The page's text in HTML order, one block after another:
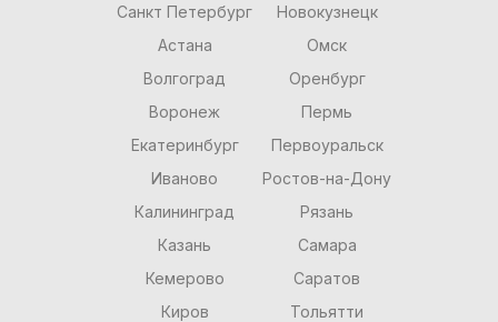
Санкт Петербург
Астана
Волгоград
Воронеж
Екатеринбург
Иваново
Калининград
Казань
Кемерово
Киров
Новокузнецк
Омск
Оренбург
Пермь
Первоуральск
Ростов-на-Дону
Рязань
Самара
Саратов
Тольятти